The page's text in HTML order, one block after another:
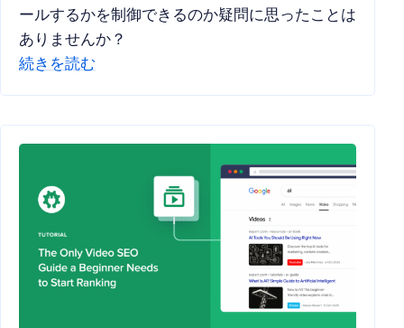
ールするかを制御できるのか疑問に思ったことは
ありませんか？
続きを読む